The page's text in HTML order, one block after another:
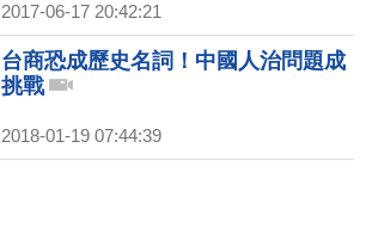
2017-06-17 20:42:21
台商恐成歷史名詞！中國人治問題成
挑戰
2018-01-19 07:44:39